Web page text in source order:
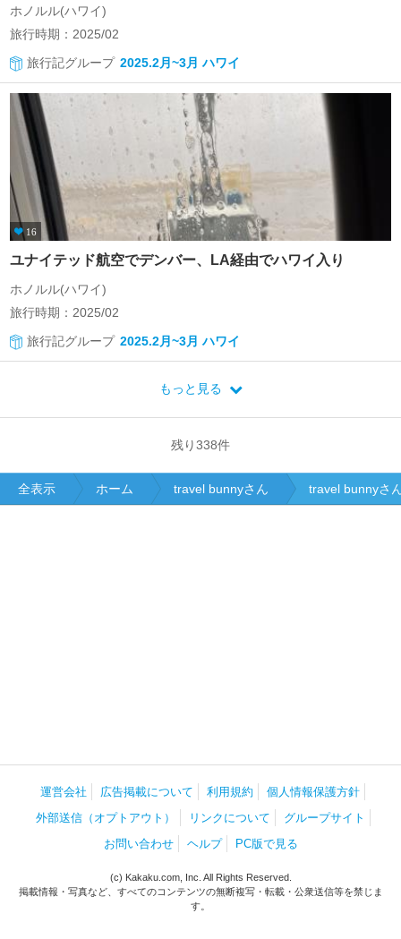
ホノルル(ハワイ)
旅行時期：2025/02
旅行記グループ 2025.2月~3月 ハワイ
16
ユナイテッド航空でデンバー、LA経由でハワイ入り
ホノルル(ハワイ)
旅行時期：2025/02
旅行記グループ 2025.2月~3月 ハワイ
もっと見る
残り338件
全表示 ホーム travel bunnyさん travel bunnyさ
運営会社 広告掲載について 利用規約
個人情報保護方針
外部送信（オプトアウト）
リンクについて
グループサイト
お問い合わせ
ヘルプ PC版で見る
(c) Kakaku.com, Inc. All Rights Reserved.
掲載情報・写真など、すべてのコンテンツの無断複写・転載・公衆送信等を禁じま
す。